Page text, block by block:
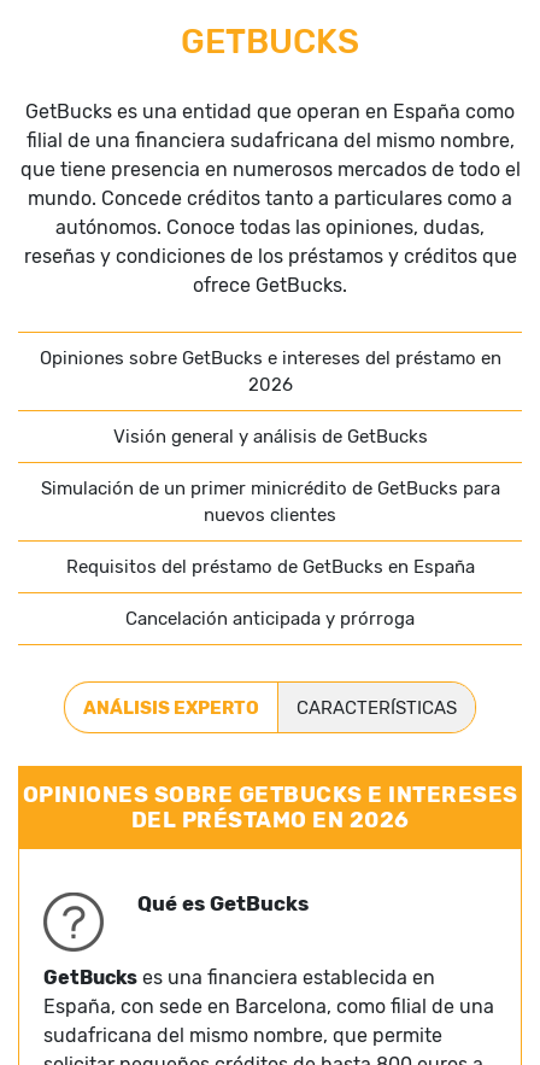
GETBUCKS
GetBucks es una entidad que operan en España como
filial de una financiera sudafricana del mismo nombre,
que tiene presencia en numerosos mercados de todo el
mundo. Concede créditos tanto a particulares como a
autónomos. Conoce todas las opiniones, dudas,
reseñas y condiciones de los préstamos y créditos que
ofrece GetBucks.
Opiniones sobre GetBucks e intereses del préstamo en
2026
Visión general y análisis de GetBucks
Simulación de un primer minicrédito de GetBucks para
nuevos clientes
Requisitos del préstamo de GetBucks en España
Cancelación anticipada y prórroga
ANÁLISIS EXPERTO CARACTERÍSTICAS
OPINIONES SOBRE GETBUCKS E INTERESES
DEL PRÉSTAMO EN 2026
Qué es GetBucks
GetBucks es una financiera establecida en
España, con sede en Barcelona, como filial de una
sudafricana del mismo nombre, que permite